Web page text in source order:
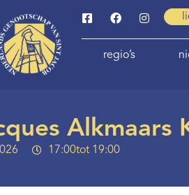
regio’s
Alkmaars
17:00tot 19:00